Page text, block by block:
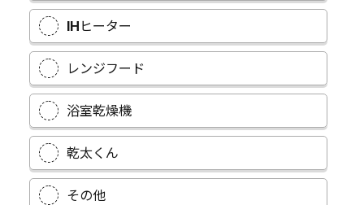
IHヒーター
レンジフード
浴室乾燥機
乾太くん
その他